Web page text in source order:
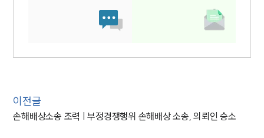
이전글
손해배상소송 조력 | 부정경쟁행위 손해배상 소송, 의뢰인 승소